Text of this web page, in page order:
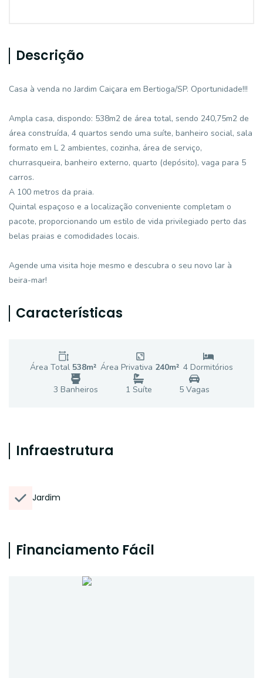
Descrição
Casa à venda no Jardim Caiçara em Bertioga/SP. Oportunidade!!!
Ampla casa, dispondo: 538m2 de área total, sendo 240,75m2 de
área construída, 4 quartos sendo uma suíte, banheiro social, sala
formato em L 2 ambientes, cozinha, área de serviço,
churrasqueira, banheiro externo, quarto (depósito), vaga para 5
carros.
A 100 metros da praia.
Quintal espaçoso e a localização conveniente completam o
pacote, proporcionando um estilo de vida privilegiado perto das
belas praias e comodidades locais.
Agende uma visita hoje mesmo e descubra o seu novo lar à
beira-mar!
Características
Área Total 538m² Área Privativa 240m² 4 Dormitórios
3 Banheiros 1 Suíte 5Vagas
Infraestrutura
Jardim
Financiamento Fácil